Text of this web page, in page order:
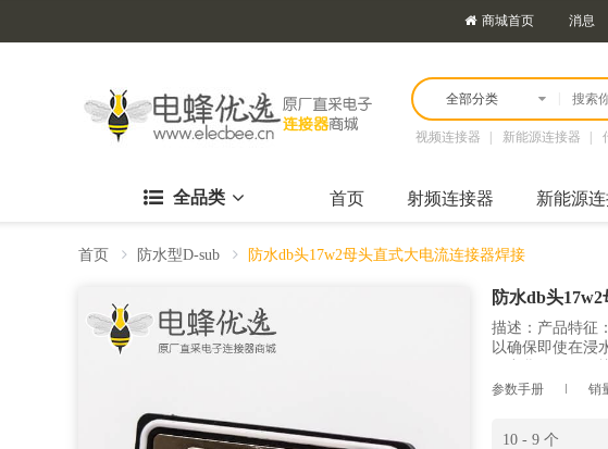
商城首页 消息
全部分类
视频连接器 | 新能源连接器 |
首页 射频连接器 新能源
全品类
首页 防水型D-sub 防水db头17w2母头直式大电流连接器焊接
防水db头
描述：产品特征
以确保即使在浸
用：工业机械医
参数手册 销
10 - 9 个